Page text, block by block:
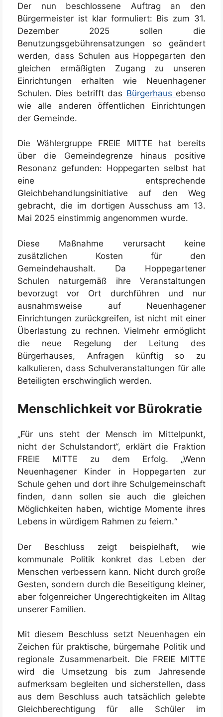
Der nun beschlossene Auftrag an den
Bürgermeister ist klar formuliert: Bis zum 31.
Dezember 2025 sollen die
Benutzungsgebührensatzungen so geändert
werden, dass Schulen aus Hoppegarten den
gleichen ermäßigten Zugang zu unseren
Einrichtungen erhalten wie Neuenhagener
Schulen. Dies betrifft das Bürgerhaus ebenso
wie alle anderen öffentlichen Einrichtungen
der Gemeinde.
Die Wählergruppe FREIE MITTE hat bereits
über die Gemeindegrenze hinaus positive
Resonanz gefunden: Hoppegarten selbst hat
eine entsprechende
Gleichbehandlungsinitiative auf den Weg
gebracht, die im dortigen Ausschuss am 13.
Mai 2025 einstimmig angenommen wurde.
Diese Maßnahme verursacht keine
zusätzlichen Kosten für den
Gemeindehaushalt. Da Hoppegartener
Schulen naturgemäß ihre Veranstaltungen
bevorzugt vor Ort durchführen und nur
ausnahmsweise auf Neuenhagener
Einrichtungen zurückgreifen, ist nicht mit einer
Überlastung zu rechnen. Vielmehr ermöglicht
die neue Regelung der Leitung des
Bürgerhauses, Anfragen künftig so zu
kalkulieren, dass Schulveranstaltungen für alle
Beteiligten erschwinglich werden.
Menschlichkeit vor Bürokratie
„Für uns steht der Mensch im Mittelpunkt,
nicht der Schulstandort“, erklärt die Fraktion
FREIE MITTE zu dem Erfolg. „Wenn
Neuenhagener Kinder in Hoppegarten zur
Schule gehen und dort ihre Schulgemeinschaft
finden, dann sollen sie auch die gleichen
Möglichkeiten haben, wichtige Momente ihres
Lebens in würdigem Rahmen zu feiern.“
Der Beschluss zeigt beispielhaft, wie
kommunale Politik konkret das Leben der
Menschen verbessern kann. Nicht durch große
Gesten, sondern durch die Beseitigung kleiner,
aber folgenreicher Ungerechtigkeiten im Alltag
unserer Familien.
Mit diesem Beschluss setzt Neuenhagen ein
Zeichen für praktische, bürgernahe Politik und
regionale Zusammenarbeit. Die FREIE MITTE
wird die Umsetzung bis zum Jahresende
aufmerksam begleiten und sicherstellen, dass
aus dem Beschluss auch tatsächlich gelebte
Gleichberechtigung für alle Schüler im